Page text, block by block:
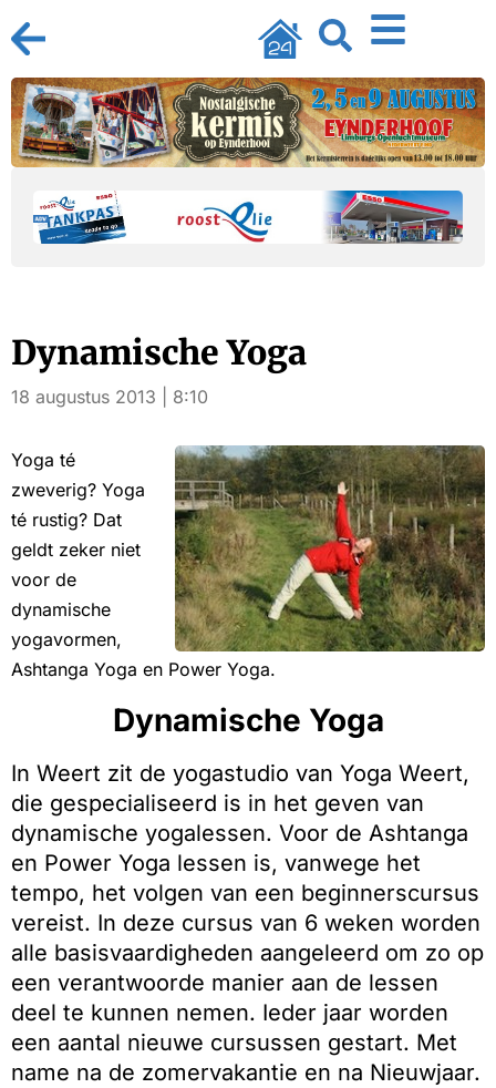
Dynamische Yoga
18 augustus 2013 | 8:10
Yoga té
zweverig? Yoga
té rustig? Dat
geldt zeker niet
voor de
dynamische
yogavormen,
Ashtanga Yoga en Power Yoga.
Dynamische Yoga
In Weert zit de yogastudio van Yoga Weert,
die gespecialiseerd is in het geven van
dynamische yogalessen. Voor de Ashtanga
en Power Yoga lessen is, vanwege het
tempo, het volgen van een beginnerscursus
vereist. In deze cursus van 6 weken worden
alle basisvaardigheden aangeleerd om zo op
een verantwoorde manier aan de lessen
deel te kunnen nemen. Ieder jaar worden
een aantal nieuwe cursussen gestart. Met
name na de zomervakantie en na Nieuwjaar.